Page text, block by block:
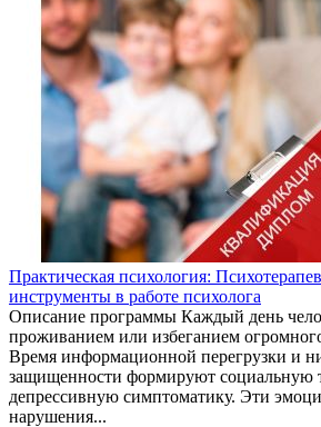
Практическая психология:
инструменты в работе психолога
Описание программы Каждый день
проживанием или избеганием
Время информационной перегрузки и
защищенности формируют социальную
депрессивную симптоматику. Эти
нарушения...